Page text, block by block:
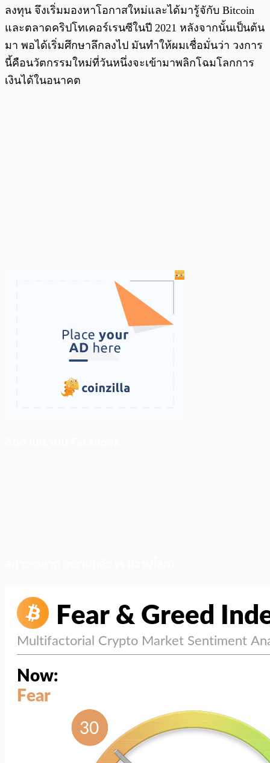
ลงทุน จึงเริ่มมองหาโอกาสใหม่และได้มารู้จักับ Bitcoin
และตลาดคริปโทเคอร์เรนซีในปี 2021 หลังจากนั้นเป็นต้น
มา พอได้เริ่มศึกษาลึกลงไป มันทำให้ผมเชื่อมั่นว่า วงการ
นี้คือนวัตกรรมใหม่ที่วันหนึ่งจะเข้ามาพลิกโฉมโลกการ
เงินได้ในอนาคต